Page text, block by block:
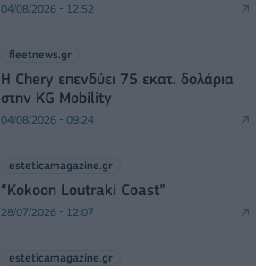
04/08/2026 - 12:52
fleetnews.gr
Η Chery επενδύει 75 εκατ. δολάρια
στην KG Mobility
04/08/2026 - 09:24
esteticamagazine.gr
“Kokoon Loutraki Coast”
28/07/2026 - 12:07
esteticamagazine.gr